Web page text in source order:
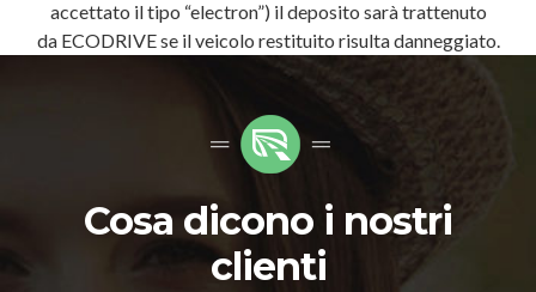
accettato il tipo “electron”) il deposito sarà trattenuto
da ECODRIVE se il veicolo restituito risulta danneggiato.
Cosa dicono i nostri
clienti